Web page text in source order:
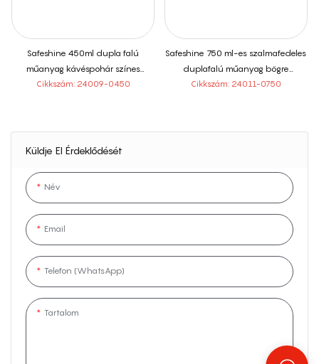
Küldje El Érdeklődését
Név
Email
Telefon (WhatsApp)
Tartalom
Safeshine 450ml dupla falú
műanyag kávéspohár színes
papírbetéttel
Cikkszám: 24009-0450
Safeshine 750 ml-es szalmafedeles
duplafalú műanyag bögre
fogantyúval
Cikkszám: 24011-0750